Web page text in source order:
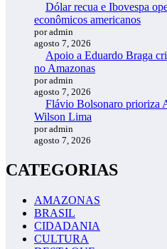
Dólar recua e Ibovespa
econômicos americanos
por admin
agosto 7, 2026
Apoio a Eduardo Braga
no Amazonas
por admin
agosto 7, 2026
Flávio Bolsonaro prioriza
Wilson Lima
por admin
agosto 7, 2026
CATEGORIAS
AMAZONAS
BRASIL
CIDADANIA
CULTURA